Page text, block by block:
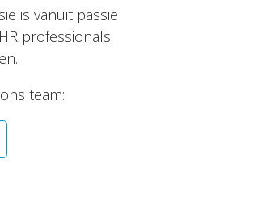
is vanuit passie
professionals
team: